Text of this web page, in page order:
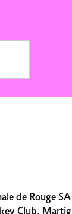
de Rouge